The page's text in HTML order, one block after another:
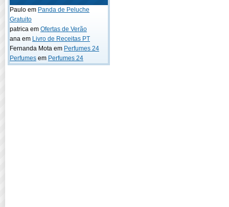
Paulo em Panda de Peluche
Gratuito
patrica em Ofertas de Verão
ana em Livro de Receitas PT
Fernanda Mota em Perfumes 24
Perfumes em Perfumes 24